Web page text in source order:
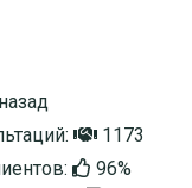
1173
96%